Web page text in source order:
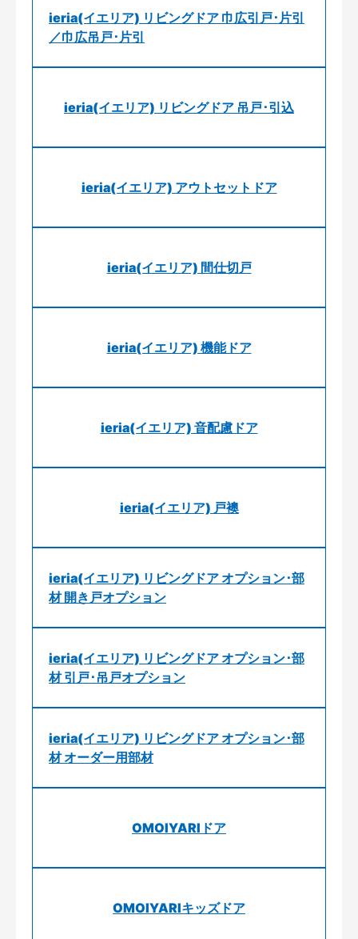
ieria(イエリア) リビングドア 巾広引戸･片引
／巾広吊戸･片引
ieria(イエリア) リビングドア 吊戸･引込
ieria(イエリア) アウトセットドア
ieria(イエリア) 間仕切戸
ieria(イエリア) 機能ドア
ieria(イエリア) 音配慮ドア
ieria(イエリア) 戸襖
ieria(イエリア) リビングドア オプション･部
材 開き戸オプション
ieria(イエリア) リビングドア オプション･部
材 引戸･吊戸オプション
ieria(イエリア) リビングドア オプション･部
材 オーダー用部材
OMOIYARIドア
OMOIYARIキッズドア